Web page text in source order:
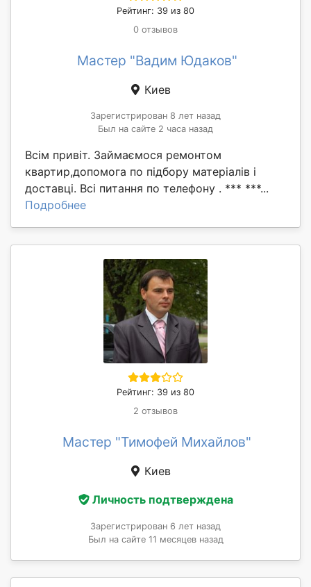
Рейтинг: 39 из 80
0 отзывов
Мастер "Вадим Юдаков"
Киев
Зарегистрирован 8 лет назад
Был на сайте 2 часа назад
Всім привіт. Займаємося ремонтом
квартир,допомога по підбору матеріалів і
доставці. Всі питання по телефону . *** ***...
Подробнее
Рейтинг: 39 из 80
2 отзывов
Мастер "Тимофей Михайлов"
Киев
Личность подтверждена
Зарегистрирован 6 лет назад
Был на сайте 11 месяцев назад